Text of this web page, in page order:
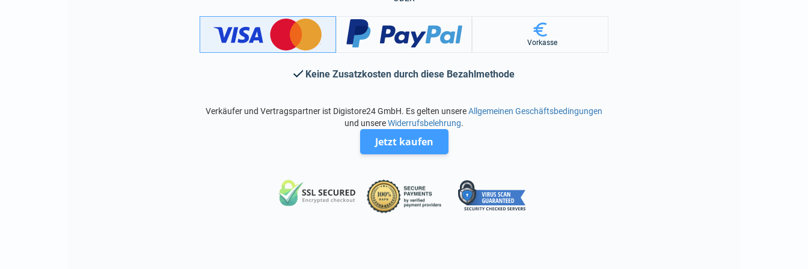
Vorkasse
Keine Zusatzkosten durch diese Bezahlmethode
Verkäufer und Vertragspartner ist Digistore24 GmbH. Es gelten unsereAllgemeinen Geschäftsbedingungen
und unsereWiderrufsbelehrung.
Jetzt kaufen